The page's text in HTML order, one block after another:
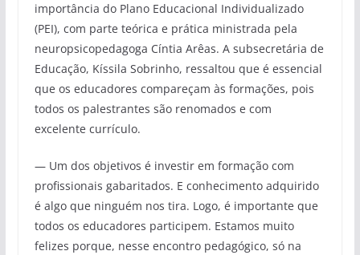
importância do Plano Educacional Individualizado
(PEI), com parte teórica e prática ministrada pela
neuropsicopedagoga Cíntia Arêas. A subsecretária de
Educação, Kíssila Sobrinho, ressaltou que é essencial
que os educadores compareçam às formações, pois
todos os palestrantes são renomados e com
excelente currículo.
— Um dos objetivos é investir em formação com
profissionais gabaritados. E conhecimento adquirido
é algo que ninguém nos tira. Logo, é importante que
todos os educadores participem. Estamos muito
felizes porque, nesse encontro pedagógico, só na